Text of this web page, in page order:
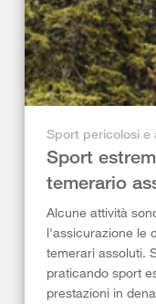
Sport pericolosi e
Sport
temerario
Alcune attività
l'assicurazione le
temerari assoluti.
praticando sport
prestazioni in